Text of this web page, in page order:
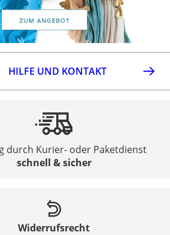
HILFE UND KONTAKT
durch Kurier- oder Paketdienst
schnell & sicher
Widerrufsrecht